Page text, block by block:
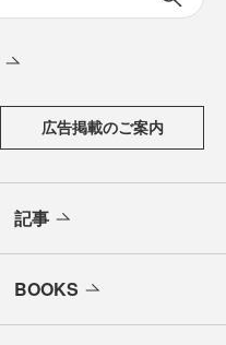
広告掲載のご案内
記事
BOOKS